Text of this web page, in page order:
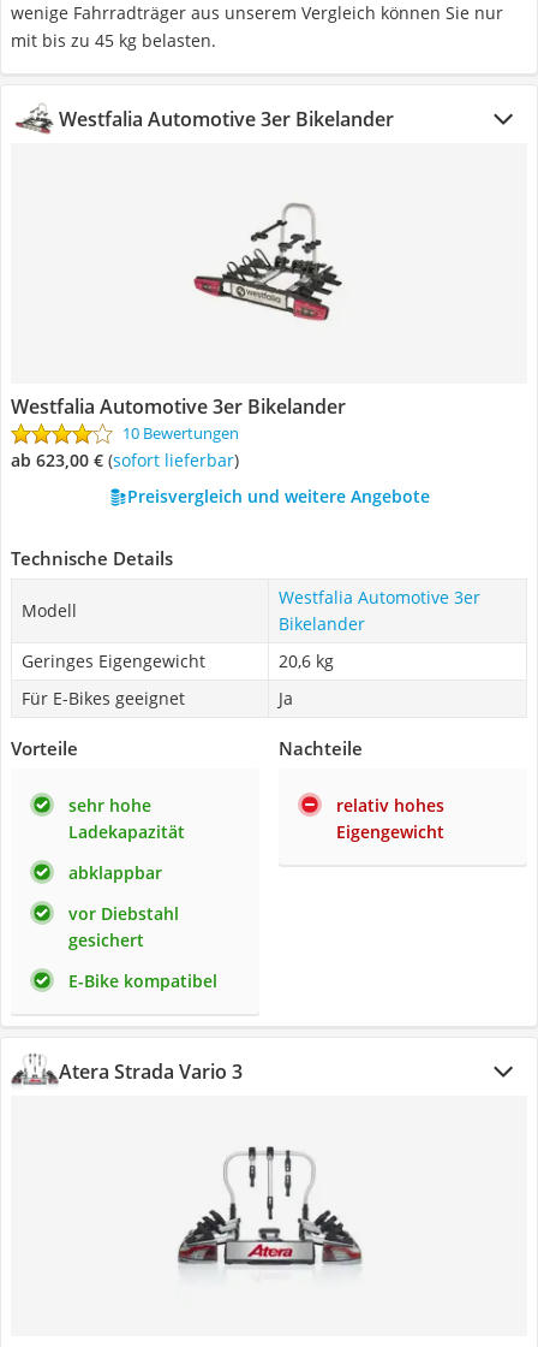
wenige Fahrradträger aus unserem Vergleich können Sie nur
mit bis zu 45 kg belasten.
Westfalia Automotive 3er Bikelander
Westfalia Automotive 3er Bikelander
10 Bewertungen
ab 623,00 € ( Sofort lieferbar)
Preisvergleich und weitere Angebote
Technische Details
Modell
Westfalia Automotive 3er
Bikelander
Geringes Eigengewicht
20,6 kg
Für E-Bikes geeignet
Ja
Vorteile
sehr hohe
Ladekapazität
abklappbar
vor Diebstahl
gesichert
E-Bike kompatibel
Nachteile
relativ hohes
Eigengewicht
Atera Strada Vario 3